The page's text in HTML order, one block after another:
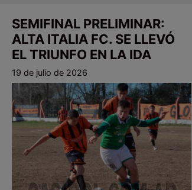
SEMIFINAL PRELIMINAR:
ALTA ITALIA FC. SE LLEVÓ
EL TRIUNFO EN LA IDA
19 de julio de 2026